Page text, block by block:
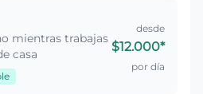
mientras trabajas
casa
desde
$12.000*
por día